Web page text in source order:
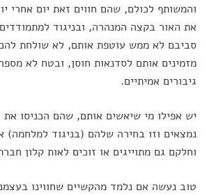
והמשותף לכולם, שהם חווים זאת יום אחרי
את האור בקצה המנהרה, ובניגוד
סביבם לא ממש עוטפת אותם, לא שולחת
מזמינים אותם לסדנאות חוסן, ובטח לא
גיבורים אמיתיים.
יש אפילו מי שיאשים אותם, שהם הכניסו
נמצאים וזו בחירה שלהם (בניגוד למלחמה)
וחלקם גם מתוייגים או זוכים לאות קלון
טוב נעשה אם נלמד מהקשיים שחווינו